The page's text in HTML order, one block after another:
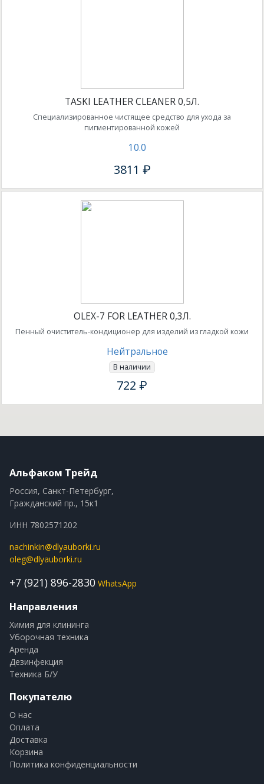
TASKI LEATHER CLEANER 0,5Л.
Специализированное чистящее средство для ухода за
пигментированной кожей
10.0
3811 ₽
OLEX-7 FOR LEATHER 0,3Л.
Пенный очиститель-кондиционер для изделий из гладкой кожи
Нейтральное
В наличии
722 ₽
Альфаком Трейд
Россия, Санкт-Петербург,
Гражданский пр., 15к1
ИНН 7802571202
nachinkin@dlyauborki.ru
oleg@dlyauborki.ru
+7 (921) 896-2830 WhatsApp
Направления
Химия для клининга
Уборочная техника
Аренда
Дезинфекция
Техника Б/У
Покупателю
О нас
Оплата
Доставка
Корзина
Политика конфиденциальности